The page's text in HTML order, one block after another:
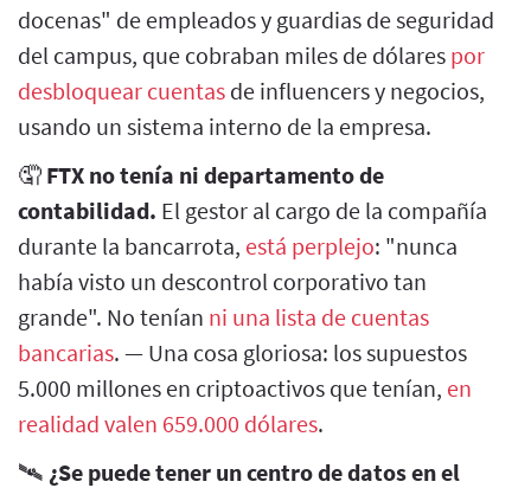
docenas" de empleados y guardias de seguridad
del campus, que cobraban miles de dólares por
desbloquear cuentas de influencers y negocios,
usando un sistema interno de la empresa.
🤦 FTX no tenía ni departamento de
contabilidad. El gestor al cargo de la compañía
durante la bancarrota, está perplejo: "nunca
había visto un descontrol corporativo tan
grande". No tenían ni una lista de cuentas
bancarias. — Una cosa gloriosa: los supuestos
5.000 millones en criptoactivos que tenían, en
realidad valen 659.000 dólares.
🛰️ ¿Se puede tener un centro de datos en el